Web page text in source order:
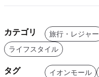
カテゴリ 旅行・レジャー
ライフスタイル
タグ イオンモール